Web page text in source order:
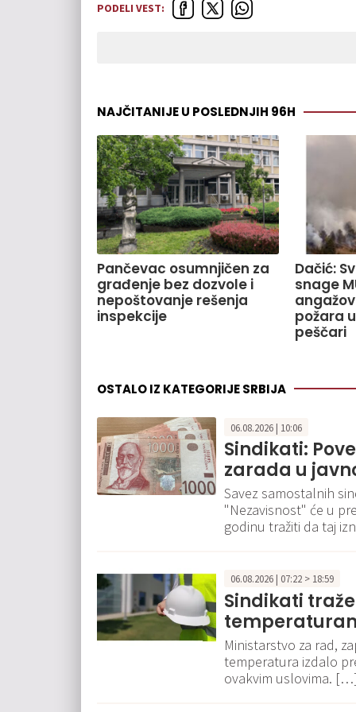
PODELI VEST:
NAJČITANIJE U POSLEDNJIH 96H
Pančevac osumnjičen za
građenje bez dozvole i
nepoštovanje rešenja
inspekcije
Dačić:
snage
požara
peščari
OSTALO IZ KATEGORIJE SRBIJA
06.08.2026 | 10:06
Sindikati:
zarada u
Savez samostalnih
"Nezavisnost" će u
godinu tražiti da taj
06.08.2026 | 07:22 > 18:59
Sindikati
Ministarstvo za rad,
temperatura izdalo
ovakvim uslovima.